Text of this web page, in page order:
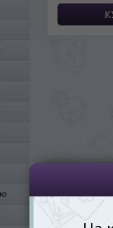
вы хотите переключить
правом
doriți să schimbați limba